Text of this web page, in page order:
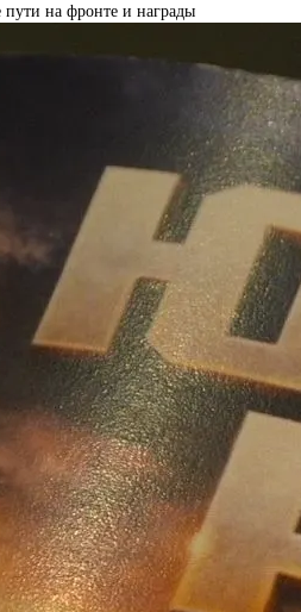
на фронте и награды